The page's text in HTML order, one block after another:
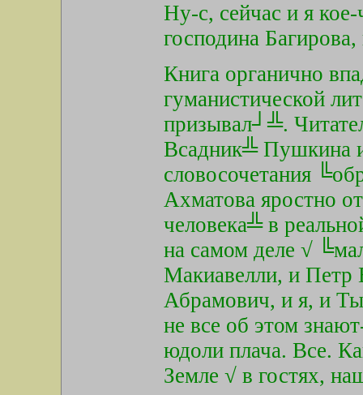
Ну-с, сейчас и я
господина
Книга органично
гуманистической
призывал┘╩.
Всадник╩ Пушкина
словосочетания
Ахматова яростно
человека╩ в
на самом деле √
Макиавелли, и Петр
Абрамович, и я, и
не все об этом
юдоли плача. Все.
Земле √ в гостях,